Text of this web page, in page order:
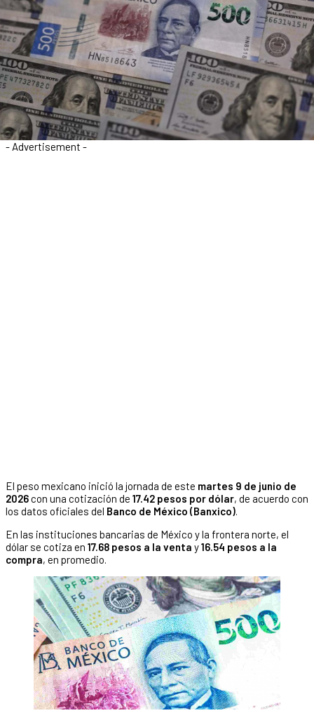
- Advertisement -
El peso mexicano inició la jornada de este martes 9 de junio de
2026con una cotización de 17.42 pesos por dólar, de acuerdo con
los datos oficiales del Banco de México (Banxico).
En las instituciones bancarias de México y la frontera norte, el
dólar se cotiza en 17.68 pesos a la venta y16.54 pesos a la
compra, en promedio.